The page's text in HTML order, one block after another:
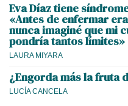
Eva Díaz tiene
«Antes de enfermar
nunca imaginé que mi
pondría tantos límites»
LAURA MIYARA
¿Engorda más la fruta
LUCÍA CANCELA